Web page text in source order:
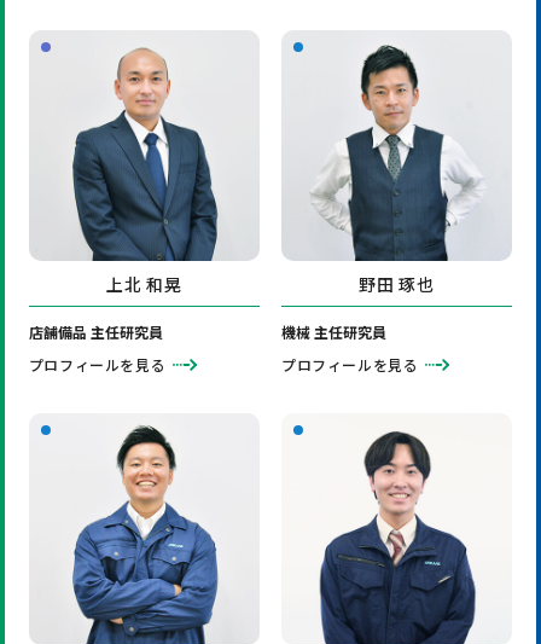
上北 和晃
店舗備品 主任研究員
プロフィールを見る
野田 琢也
機械 主任研究員
プロフィールを見る